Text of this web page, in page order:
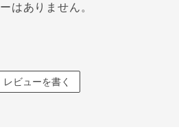
はありません。
レビューを書く